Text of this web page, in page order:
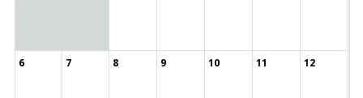
6 7 8 9 10 11 12